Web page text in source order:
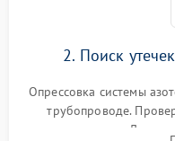
2. Поиск
Опрессовка системы
трубопроводе.
течеискателем.